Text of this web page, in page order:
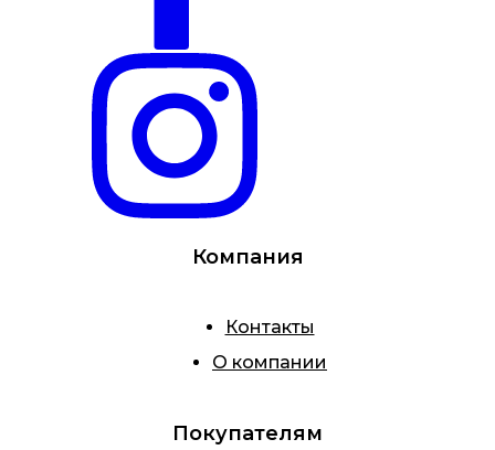
Компания
Контакты
О компании
Покупателям